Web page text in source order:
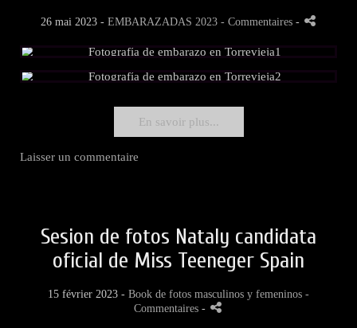
26 mai 2023 - EMBARAZADAS 2023 - Commentaires -
En savoir plus...
Laisser un commentaire
Sesion de fotos Nataly candidata
oficial de Miss Teeneger Spain
15 février 2023 - Book de fotos masculinos y femeninos -
Commentaires -